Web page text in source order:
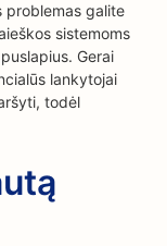
problemas galite
sistemoms
Gerai
lankytojai
todėl